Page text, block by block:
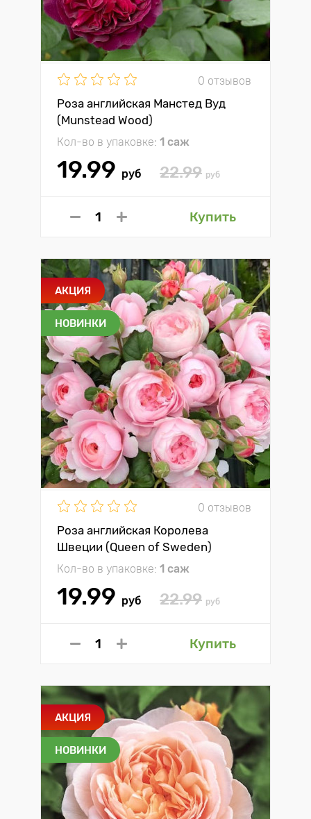
0 отзывов
Роза английская Манстед Вуд
(Munstead Wood)
Кол-во в упаковке: 1 саж
19.99 руб 22.99 руб
Купить
АКЦИЯ
НОВИНКИ
0 отзывов
Роза английская Королева
Швеции (Queen of Sweden)
Кол-во в упаковке: 1 саж
19.99 руб 22.99 руб
Купить
АКЦИЯ
НОВИНКИ